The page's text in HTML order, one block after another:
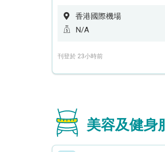
香港國際機場
N/A
刊登於 23小時前
美容及健身